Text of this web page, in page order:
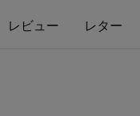
レビュー レター